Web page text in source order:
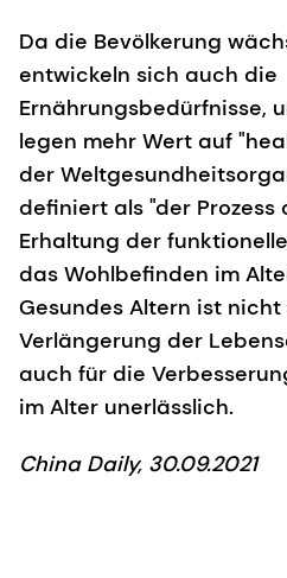
Da die Bevölkerung
entwickeln sich auch die
Ernährungsbedürfnisse,
legen mehr Wert auf
der
definiert als "der
Erhaltung der
das Wohlbefinden im
Gesundes Altern ist
Verlängerung der
auch für die
im Alter unerlässlich.
China Daily, 30.09.2021